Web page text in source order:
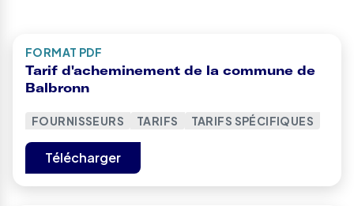
FORMAT PDF
Tarif d'acheminement de la commune de
Balbronn
FOURNISSEURS TARIFS TARIFS SPÉCIFIQUES
Télécharger